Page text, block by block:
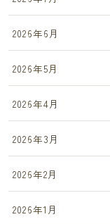
2026年6月
2026年5月
2026年4月
2026年3月
2026年2月
2026年1月